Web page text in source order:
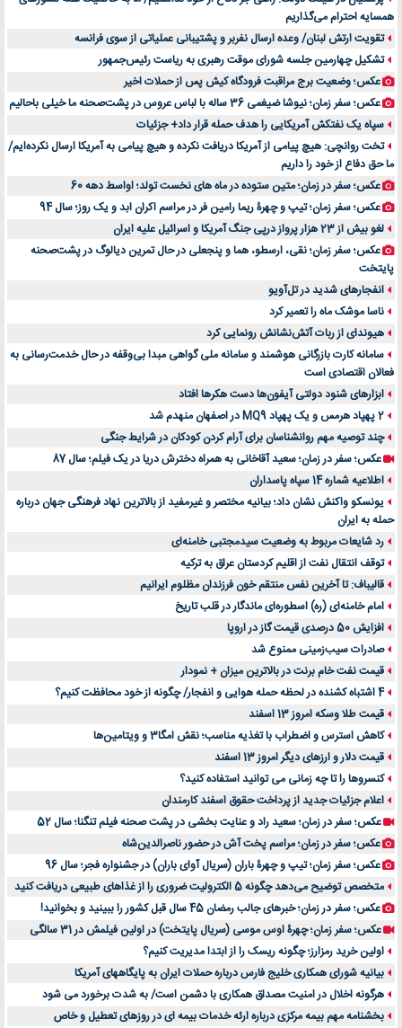
لیفتراک صفر؛ راهنمای جامع خرید، قیمت و فروش در ایران
راهنمای جامع بهترین کفش ورزشی برای دویدن و استفاده روزمره | بررسی ۱۲ مدل برتر
همسایه احترام می‌گذاریم
تقویت ارتش لبنان/ وعده ارسال نفربر و پشتیبانی عملیاتی از سوی فرانسه
تشکیل چهارمین جلسه شورای موقت رهبری به ریاست رئیس‌جمهور
عکس؛ وضعیت برج مراقبت فرودگاه کیش پس از حملات اخیر
عکس؛ سفر زمان؛ نیوشا ضیغمی 36 ساله با لباس عروس در پشت‌صحنه ما خیلی باحالیم
سپاه یک نفتکش آمریکایی را هدف حمله قرار داد+ جزئیات
تخت روانچی: هیچ پیامی از آمریکا دریافت نکرده و هیچ پیامی به آمریکا ارسال نکرده‌ایم/
ما حق دفاع از خود را داریم
عکس؛ سفر در زمان؛ متین ستوده در ماه های نخست تولد؛ اواسط دهه 60
عکس؛ سفر زمان؛ تیپ و چهرۀ ریما رامین فر در مراسم اکران ابد و یک روز؛ سال 94
لغو بیش از 23 هزار پرواز درپی جنگ آمریکا و اسرائیل علیه ایران
عکس؛ سفر زمان؛ نقی، ارسطو، هما و پنجعلی در حال تمرین دیالوگ در پشت‌صحنه
پایتخت
انفجارهای شدید در تل‌آویو
ناسا موشک ماه را تعمیر کرد
هیوندای از ربات آتش‌نشانش رونمایی کرد
سامانه کارت بازرگانی هوشمند و سامانه ملی گواهی مبدا بی‌وقفه در حال خدمت‌رسانی به
فعالان اقتصادی است
ابزارهای شنود دولتی آیفون‌ها دست هکرها افتاد
2 پهپاد هرمس و یک پهپاد MQ9 در اصفهان منهدم شد
چند توصیه مهم روانشناسان برای آرام کردن کودکان در شرایط جنگی
عکس؛ سفر در زمان؛ سعید آقاخانی به همراه دخترش دریا در یک فیلم؛ سال 87
اطلاعیه شماره 14 سپاه پاسداران
یونسکو واکنش نشان داد؛ بیانیه مختصر و غیرمفید از بالاترین نهاد فرهنگی جهان درباره
حمله به ایران
رد شایعات مربوط به وضعیت سیدمجتبی خامنه‌ای
توقف انتقال نفت از اقلیم کردستان عراق به ترکیه
قالیباف: تا آخرین نفس منتقم خون فرزندان مظلوم ایرانیم
امام خامنه‌ای (ره) اسطوره‌ای ماندگار در قلب تاریخ
افزایش 50 درصدی قیمت گاز در اروپا
صادرات سیب‌زمینی ممنوع شد
قیمت نفت خام برنت در بالاترین میزان + نمودار
4 اشتباه کشنده در لحظه حمله هوایی و انفجار/ چگونه از خود محافظت کنیم؟
قیمت طلا وسکه امروز 13 اسفند
کاهش استرس و اضطراب با تغذیه مناسب؛ نقش امگا3 و ویتامین‌ها
قیمت دلار و ارزهای دیگر امروز 13 اسفند
کنسروها را تا چه زمانی می توانید استفاده کنید؟
اعلام جزئیات جدید از پرداخت حقوق اسفند کارمندان
عکس؛ سفر در زمان؛ سعید راد و عنایت بخشی در پشت صحنه فیلم تنگنا؛ سال 52
عکس؛ سفر در زمان؛ مراسم پخت آش در حضور ناصرالدین‌شاه
عکس؛ سفر زمان؛ تیپ و چهرۀ باران (سریال آوای باران) در جشنواره فجر؛ سال 96
متخصص توضیح می‌دهد چگونه 5 الکترولیت ضروری را از غذاهای طبیعی دریافت کنید
عکس؛ سفر در زمان؛ خبرهای جالب رمضان 45 سال قبل کشور را ببینید و بخوانید!
عکس؛ سفر زمان؛ چهرۀ اوس موسی (سریال پایتخت) در اولین فیلمش در 31 سالگی
اولین خرید رمزارز؛ چگونه ریسک را از ابتدا مدیریت کنیم؟
بیانیه شورای همکاری خلیج فارس درباره حملات ایران به پایگاههای آمریکا
هرگونه اخلال در امنیت مصداق همکاری با دشمن است/ به شدت برخورد می شود
بخشنامه مهم بیمه مرکزی درباره ارئه خدمات بیمه ای در روزهای تعطیل و خاص